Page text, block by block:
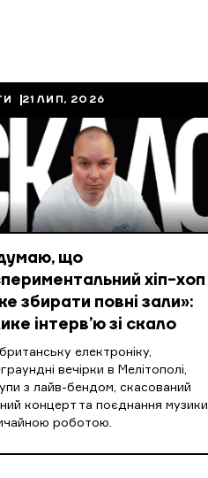
21 ЛИП, 2026
що
хіп-хоп
збирати повні зали»:
інтерв’ю зі скало
електроніку,
вечірки в Мелітополі,
з лайв-бендом, скасований
концерт та поєднання музики
роботою.